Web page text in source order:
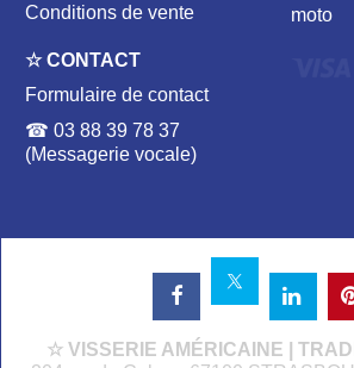
Conditions de vente
moto
☆ CONTACT
Formulaire de contact
☎ 03 88 39 78 37
(Messagerie vocale)
☆ VISSERIE AMÉRICAINE |